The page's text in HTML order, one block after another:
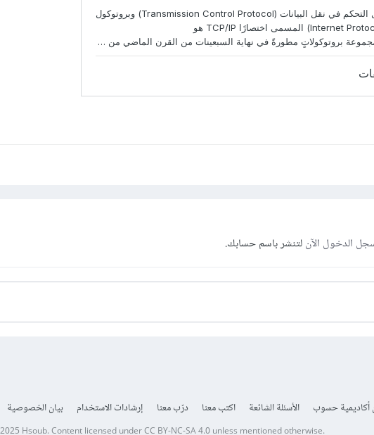
الدخول الآنلتنشر باسم حسابك.
أكاديمية حسوب الأسئلة الشائعة اكتب معنا درّب معنا إرشادات الاستخدام بيان الخصوصية